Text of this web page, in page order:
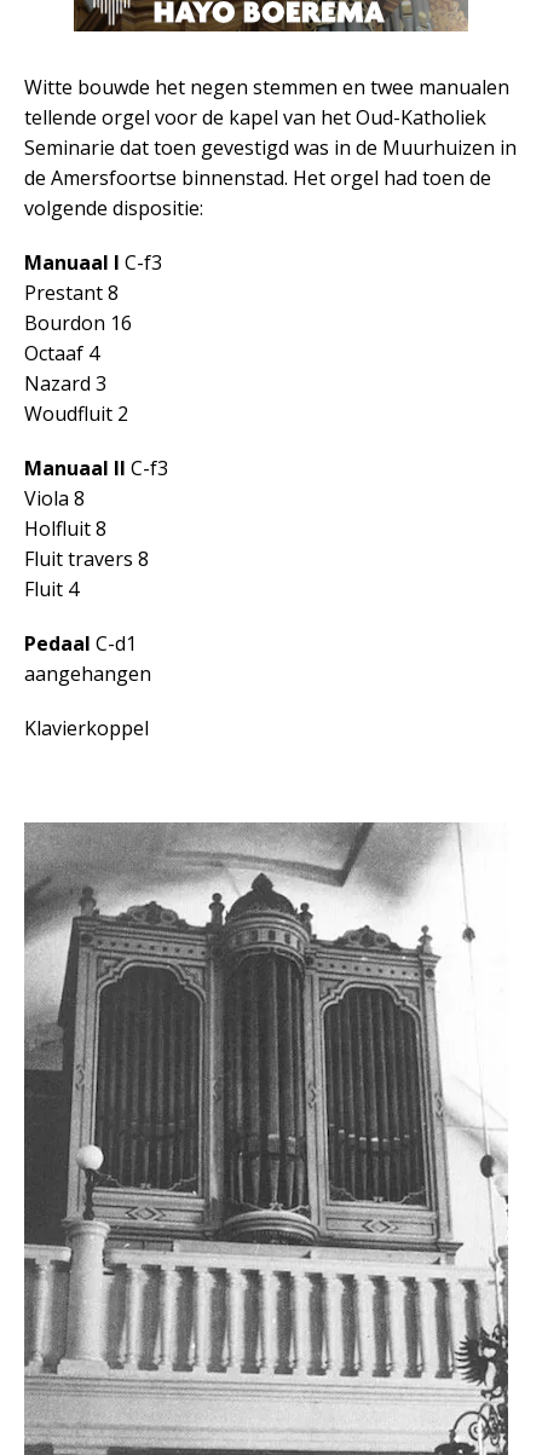
Witte bouwde het negen stemmen en twee manualen
tellende orgel voor de kapel van het Oud-Katholiek
Seminarie dat toen gevestigd was in de Muurhuizen in
de Amersfoortse binnenstad. Het orgel had toen de
volgende dispositie:
Manuaal I C-f3
Prestant 8
Bourdon 16
Octaaf 4
Nazard 3
Woudfluit 2
Manuaal II C-f3
Viola 8
Holfluit 8
Fluit travers 8
Fluit 4
Pedaal C-d1
aangehangen
Klavierkoppel